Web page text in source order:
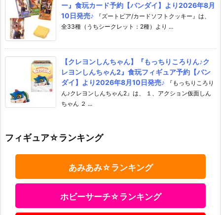
ー』食玩カード予約【バンダイ】より2026年8月
10日発売♪
『ズートピア/カードソフトクッキー』は、
全33種（うちシークレット：2種）より ...
【クレヨンしんちゃん】『もっちりころりん♪ク
レヨンしんちゃん2』食玩フィギュア予約【バン
ダイ】より2026年8月10日発売♪
『もっちりころり
ん♪クレヨンしんちゃん2』は、 １、アクション仮面しん
ちゃん ２ ...
フィギュア☆ランキング
あみあみ☆ランキング
ホビーサーチ☆ランキング